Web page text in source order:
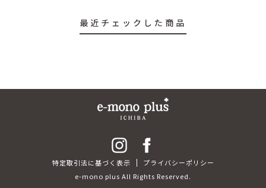
最近チェックした商品
特定取引法に基づく表示
プライバシーポリシー
e-mono plus All Rights Reserved.